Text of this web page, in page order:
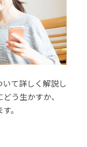
て詳しく解説し
う生かすか、
。